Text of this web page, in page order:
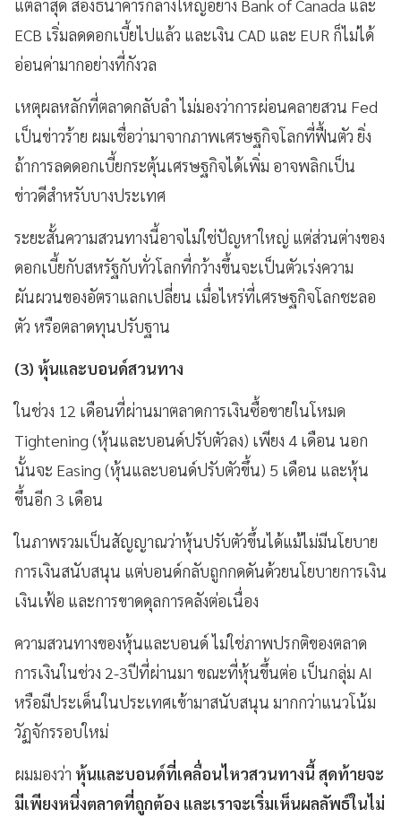
แต่ล่าสุด สองธนาคารกลางใหญ่อย่าง Bank of Canada และ
ECB เริ่มลดดอกเบี้ยไปแล้ว และเงิน CAD และ EUR ก็ไม่ได้
อ่อนค่ามากอย่างที่กังวล
เหตุผลหลักที่ตลาดกลับลำ ไม่มองว่าการผ่อนคลายสวน Fed
เป็นข่าวร้าย ผมเชื่อว่ามาจากภาพเศรษฐกิจโลกที่ฟื้นตัว ยิ่ง
ถ้าการลดดอกเบี้ยกระตุ้นเศรษฐกิจได้เพิ่ม อาจพลิกเป็น
ข่าวดีสำหรับบางประเทศ
ระยะสั้นความสวนทางนี้อาจไม่ใช่ปัญหาใหญ่ แต่ส่วนต่างของ
ดอกเบี้ยกับสหรัฐกับทั่วโลกที่กว้างขึ้นจะเป็นตัวเร่งความ
ผันผวนของอัตราแลกเปลี่ยน เมื่อไหร่ที่เศรษฐกิจโลกชะลอ
ตัว หรือตลาดทุนปรับฐาน
(3) หุ้นและบอนด์สวนทาง
ในช่วง 12 เดือนที่ผ่านมาตลาดการเงินซื้อขายในโหมด
Tightening (หุ้นและบอนด์ปรับตัวลง) เพียง 4 เดือน นอก
นั้นจะ Easing (หุ้นและบอนด์ปรับตัวขึ้น) 5 เดือน และหุ้น
ขึ้นอีก 3 เดือน
ในภาพรวมเป็นสัญญาณว่าหุ้นปรับตัวขึ้นได้แม้ไม่มีนโยบาย
การเงินสนับสนุน แต่บอนด์กลับถูกกดดันด้วยนโยบายการเงิน
เงินเฟ้อ และการขาดดุลการคลังต่อเนื่อง
ความสวนทางของหุ้นและบอนด์ ไม่ใช่ภาพปรกติของตลาด
การเงินในช่วง 2-3ปีที่ผ่านมา ขณะที่หุ้นขึ้นต่อ เป็นกลุ่ม AI
หรือมีประเด็นในประเทศเข้ามาสนับสนุน มากกว่าแนวโน้ม
วัฏจักรรอบใหม่
ผมมองว่า หุ้นและบอนด์ที่เคลื่อนไหวสวนทางนี้ สุดท้ายจะ
มีเพียงหนึ่งตลาดที่ถูกต้อง และเราจะเริ่มเห็นผลลัพธ์ในไม่